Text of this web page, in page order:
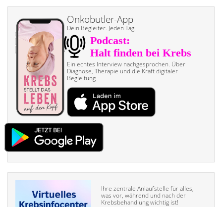
Onkobutler-App
Dein Begleiter. Jeden Tag.
Ein echtes Interview nach­gesprochen. Über
Diagnose, Therapie und die Kraft digitaler
Begleitung
Ihre zentrale Anlaufstelle für alles,
was vor, während und nach der
Krebsbehandlung wichtig ist!